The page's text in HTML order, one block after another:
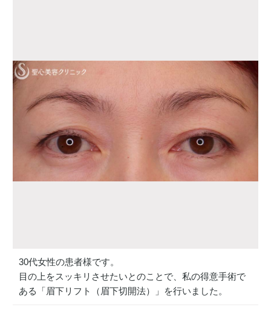
30代女性の患者様です。
目の上をスッキリさせたいとのことで、私の得意手術で
ある「眉下リフト（眉下切開法）」を行いました。